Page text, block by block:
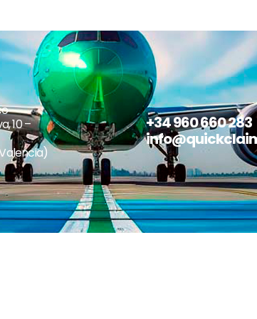
10 –
+34 960 660 283